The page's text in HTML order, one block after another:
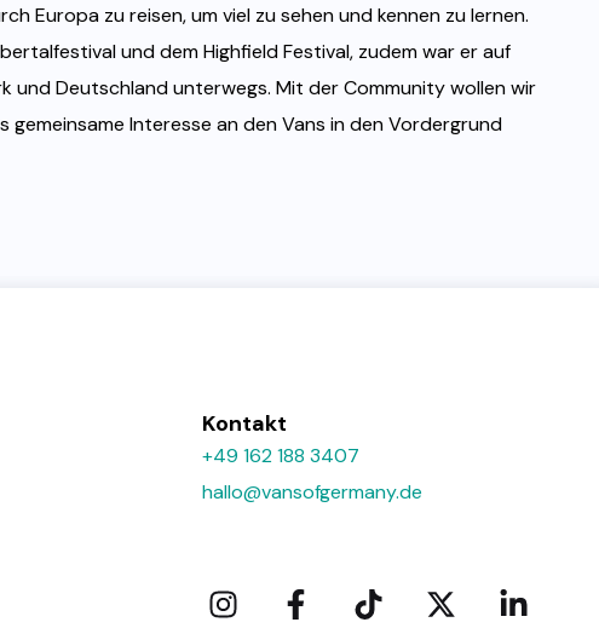
Europa zu reisen, um viel zu sehen und kennen zu lernen.
und dem Highfield Festival, zudem war er auf
und Deutschland unterwegs. Mit der Community wollen wir
Interesse an den Vans in den Vordergrund
Kontakt
+49 162 188 3407
hallo@vansofgermany.de